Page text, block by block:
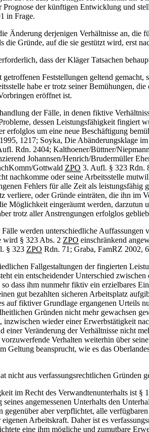
Prognose der künftigen Entwicklung und
in Frage.
Änderung derjenigen Verhältnisse an,
die Gründe, auf die sie gestützt wird, erst
dass der Kläger Tatsachen
Feststellungen geltend
habe er trotz seiner Bemühungen,
eröffnet ist.
der Fälle, in denen fiktive
dessen Leistungsfähigkeit
erfolglos um eine neue Beschäftigung
1217; Soyka, Die Abänderungsklage
Rdn. 2404; Kalthoener/Büttner/
Johannsen/Henrich/Brudermüller
Gottwald ZPO 3. Aufl. § 323 Rdn.
nachkomme oder seine Arbeitsstelle
Fehlers für alle Zeit als
verliere, oder Gründe einträten, die ihn
Möglichkeit eingeräumt werden,
trotz aller Anstrengungen erfolglos
werden unterschiedliche
wird § 323 Abs. 2 ZPO einschränkend
§ 323 ZPO Rdn. 71; Graba, FamRZ 2002,
Fallgestaltungen der fingierten
ein entscheidender Unterschied
dass ihm nunmehr fiktiv ein erzielbares
gut bezahlten sicheren Arbeitsplatz
auf fiktiver Grundlage ergangenen Urteils
Gründen nicht mehr gewachsen
wieder einer Erwerbstätigkeit
einer Veränderung der Verhältnisse nicht
Verhalten weiterhin über
Geltung beansprucht, wie es das
nicht aus verfassungsrechtlichen Gründen
im Recht des Verwandtenunterhalts ist §
angemessenen Unterhalts den
aber verpflichtet, alle
Arbeitskraft. Daher ist es
eine ihm mögliche und zumutbare